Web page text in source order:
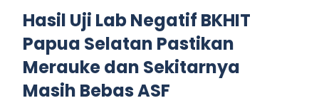
Hasil Uji Lab Negatif BKHIT
Papua Selatan Pastikan
Merauke dan Sekitarnya
Masih Bebas ASF